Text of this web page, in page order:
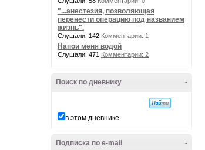
"...анестезия, позволяющая
перенести операцию под названием
жизнь".
Слушали: 142 Комментарии: 1
Напои меня водой
Слушали: 471 Комментарии: 2
-
Поиск по дневнику
в этом дневнике
-
Подписка по e-mail